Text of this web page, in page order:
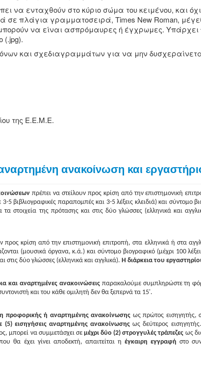
να ενταχθούν στο κύριο σώμα του κειμένου, και όχι
πλάγια γραμματοσειρά, Times New Roman,
να είναι ασπρόμαυρες ή έγχρωμες.
(.jpg).
και σχεδιαγραμμάτων για να μην
της Ε.Ε.Μ.Ε.
ανακοίνωση και
πρέπει να στείλουν προς κρίση από την επιστημονική
βιβλιογραφικές παραπομπές και 3-5 λέξεις κλειδιά) και σύντομο
στοιχεία της πρότασης και στις δύο γλώσσες (ελληνικά και
προς κρίση από την επιστημονική επιτροπή, στα ελληνικά ή στα
(μουσικά όργανα, κ.ά.) και σύντομο βιογραφικό (μέχρι 100
στις δύο γλώσσες (ελληνικά και αγγλικά). Η διάρκεια του
και αναρτημένες ανακοινώσειςπαρακαλούμε συμπληρώστε τη
και του κάθε ομιλητή δεν θα ξεπερνά τα 15'.
προφορικής ή αναρτημένης ανακοίνωσης ως πρώτος εισηγητής,
(5) εισηγήσεις αναρτημένης ανακοίνωσης ως δεύτερος
μπορεί να συμμετάσχει σε μέχρι δύο (2) στρογγυλές τράπεζες ως
θα έχει γίνει αποδεκτή, απαιτείται η έγκαιρη εγγραφή στο